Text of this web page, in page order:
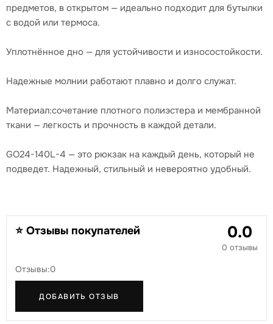
предметов, в открытом — идеально подходит для бутылки
с водой или термоса.
Уплотнённое дно — для устойчивости и износостойкости.
Надежные молнии работают плавно и долго служат.
Материал:сочетание плотного полиэстера и мембранной
ткани — легкость и прочность в каждой детали.
GO24-140L-4 — это рюкзак на каждый день, который не
подведет. Надежный, стильный и невероятно удобный.
⭐ Отзывы покупателей 0.0
0 отзывы
Отзывы:0
ДОБАВИТЬ ОТЗЫВ